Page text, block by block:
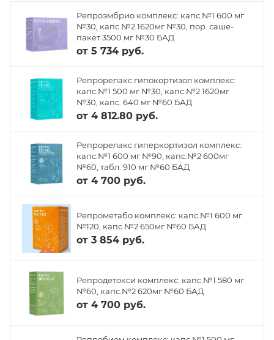
Репроэмбрио комплекс: капс.№1 600 мг
№30, капс.№2 1620мг №30, пор. саше-
пакет 3500 мг №30 БАД
от 5 734 руб.
Репрорелакс гипокортизол комплекс:
капс.№1 500 мг №30, капс.№2 1620мг
№30, капс. 640 мг №60 БАД
от 4 812.80 руб.
Репрорелакс гиперкортизол комплекс:
капс.№1 600 мг №90, капс.№2 600мг
№60, табл. 910 мг №60 БАД
от 4 700 руб.
Репрометабо комплекс: капс.№1 600 мг
№120, капс.№2 650мг №60 БАД
от 3 854 руб.
Репродетокси комплекс: капс.№1 580 мг
№60, капс.№2 620мг №60 БАД
от 4 700 руб.